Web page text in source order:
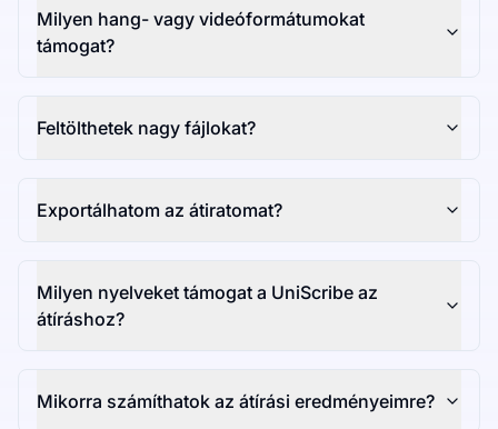
Milyen hang- vagy videóformátumokat
támogat?
Feltölthetek nagy fájlokat?
Exportálhatom az átiratomat?
Milyen nyelveket támogat a UniScribe az
átíráshoz?
Mikorra számíthatok az átírási eredményeimre?